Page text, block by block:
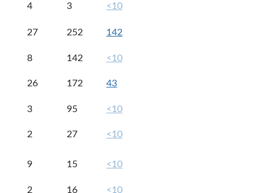
4 3 <10
27 252 142
8 142 <10
26 172 43
3 95 <10
2 27 <10
9 15 <10
2 16 <10